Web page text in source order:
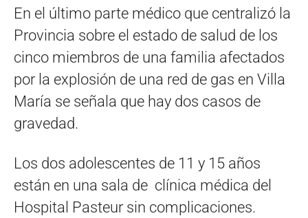
En el último parte médico que centralizó la
Provincia sobre el estado de salud de los
cinco miembros de una familia afectados
por la explosión de una red de gas en Villa
María se señala que hay dos casos de
gravedad.
Los dos adolescentes de 11 y 15 años
están en una sala de clínica médica del
Hospital Pasteur sin complicaciones.